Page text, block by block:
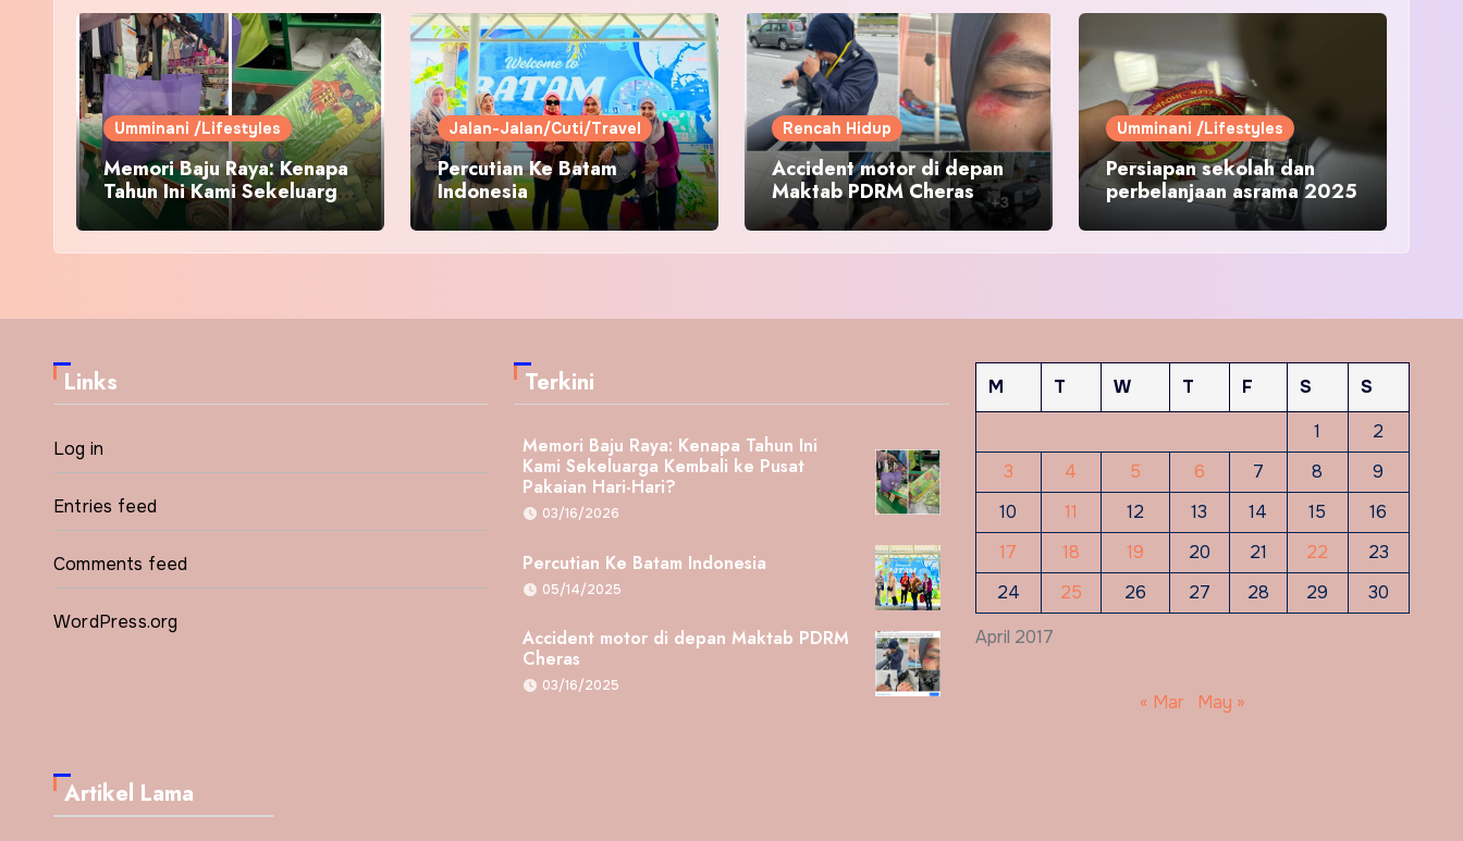
Umminani /Lifestyles
Memori Baju Raya: Kenapa
Tahun Ini Kami Sekeluarga
Kembali ke Pusat Pakaian
Hari-Hari?
Jalan-Jalan/Cuti/Travel
Percutian Ke Batam
Indonesia
Rencah Hidup
Accident motor di depan
Maktab PDRM Cheras
Umminani /Lifestyles
Persiapan sekolah dan
perbelanjaan asrama 2025
Links
Log in
Entries feed
Comments feed
WordPress.org
Terkini
Memori Baju Raya: Kenapa Tahun Ini
Kami Sekeluarga Kembali ke Pusat
Pakaian Hari-Hari?
03/16/2026
Percutian Ke Batam Indonesia
05/14/2025
Accident motor di depan Maktab PDRM
Cheras
03/16/2025
April 2017
M T W T F S
S
1
2
3
4 5 6 7 8
9
10
11 12 13 14 15
16
17
18 19 20 21 22
23
24
25 26 27 28 29 30
« Mar May »
Artikel Lama